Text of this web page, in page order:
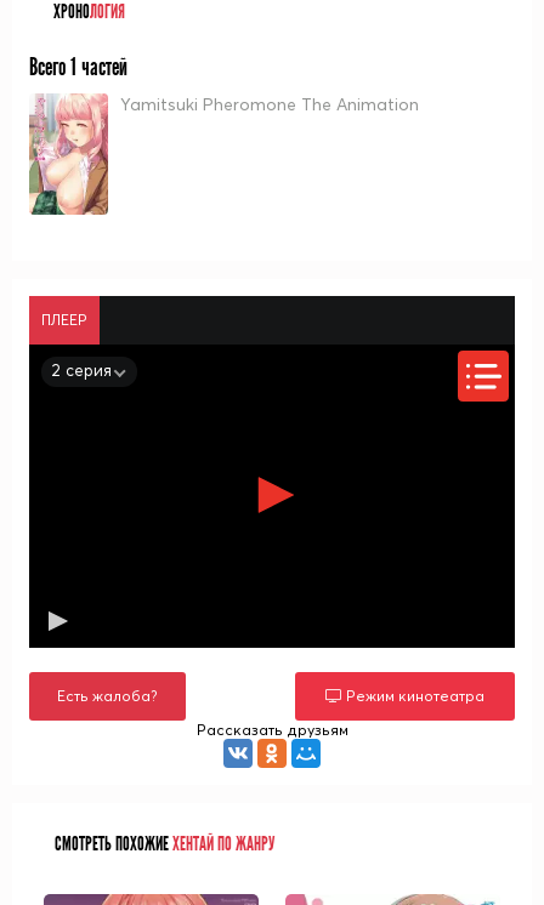
ХРОНОЛОГИЯ
Всего 1 частей
Yamitsuki Pheromone The Animation
ПЛЕЕР
2 серия
Есть жалоба?
Режим кинотеатра
Рассказать друзьям
СМОТРЕТЬ ПОХОЖИЕХЕНТАЙ ПО ЖАНРУ